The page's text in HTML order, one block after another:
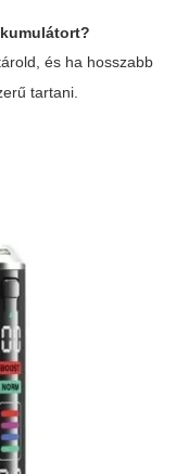
és ha hosszabb
tartani.